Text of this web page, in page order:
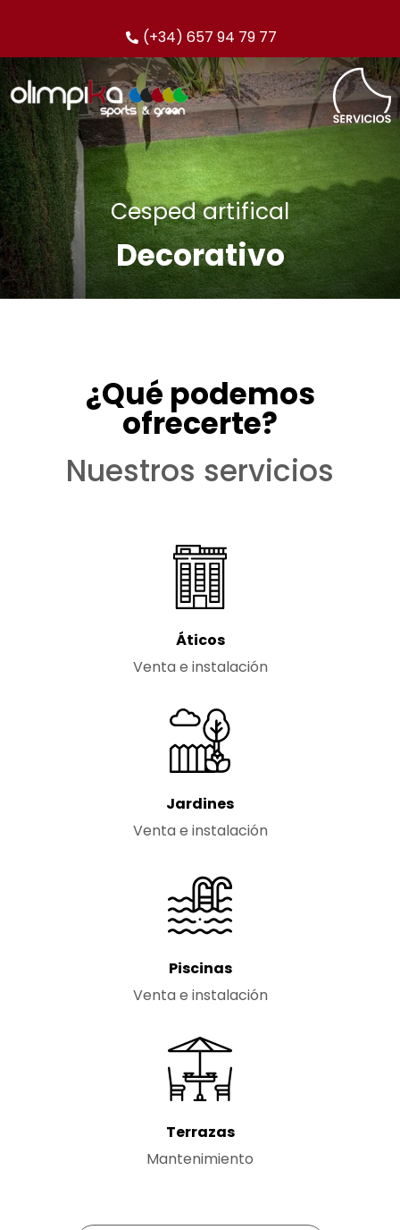
(+34) 657 94 79 77
Cesped artifical
Decorativo
¿Qué podemos
ofrecerte?
Nuestros servicios
Áticos
Venta e instalación
Jardines
Venta e instalación
Piscinas
Venta e instalación
Terrazas
Mantenimiento